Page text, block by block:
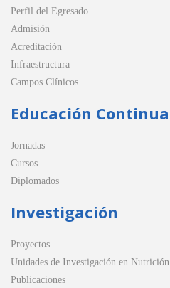
Perfil del Egresado
Admisión
Acreditación
Infraestructura
Campos Clínicos
Educación Continua
Jornadas
Cursos
Diplomados
Investigación
Proyectos
Unidades de Investigación en Nutrición
Publicaciones